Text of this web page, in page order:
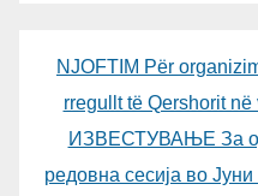
NJOFTIM Për
rregullt të Qershorit
ИЗВЕСТУВАЊЕ За
редовна сесија во